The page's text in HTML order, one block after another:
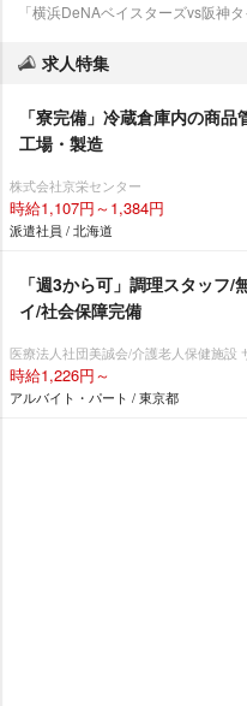
「横浜DeNAベイスターズvs阪神
求人特集
「寮完備」冷蔵倉庫内の商
工場・製造
株式会社京栄センター
時給1,107円～1,384円
派遣社員 / 北海道
「週3から可」調理スタッフ
イ/社会保障完備
医療法人社団美誠会/介護老人保健施設
時給1,226円～
アルバイト・パート / 東京都